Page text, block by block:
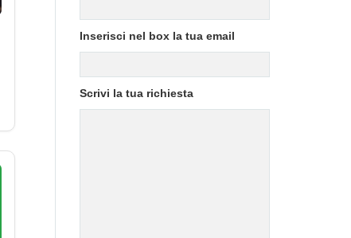
Inserisci nel box la tua email
Scrivi la tua richiesta